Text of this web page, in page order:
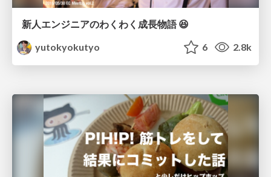
新人エンジニアのわくわく成長物語 😆
yutokyokutyo
6 2.8k